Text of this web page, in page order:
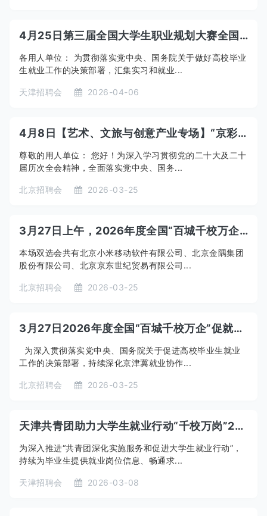
4月25日第三届全国大学生职业规划大赛全国总决赛专场招聘会暨2026年“千校万企供需对接会”（天津专场）
各用人单位： 为贯彻落实党中央、国务院关于做好高校毕业
生就业工作的决策部署，汇集实习和就业...
天津招聘会 2026-04-06
4月8日【艺术、文旅与创意产业专场】“京彩就业·千校万岗”2026届毕业生专场双选会
尊敬的用人单位： 您好！为深入学习贯彻党的二十大及二十
届历次全会精神，全面落实党中央、国务...
北京招聘会 2026-03-25
3月27日上午，2026年度全国“百城千校万企”促就业行动京津冀地区专场招聘活动(北京专场)
本场双选会共有北京小米移动软件有限公司、北京金隅集团
股份有限公司、北京京东世纪贸易有限公司...
北京招聘会 2026-03-25
3月27日2026年度全国“百城千校万企”促就业行动京津冀地区（北京）专场招聘活动
为深入贯彻落实党中央、国务院关于促进高校毕业生就业
工作的决策部署，持续深化京津冀就业协作...
北京招聘会 2026-03-25
天津共青团助力大学生就业行动“千校万岗”2026届毕业生专场招聘会（3月专场）
为深入推进“共青团深化实施服务和促进大学生就业行动”，
持续为毕业生提供就业岗位信息、畅通求...
天津招聘会 2026-03-08